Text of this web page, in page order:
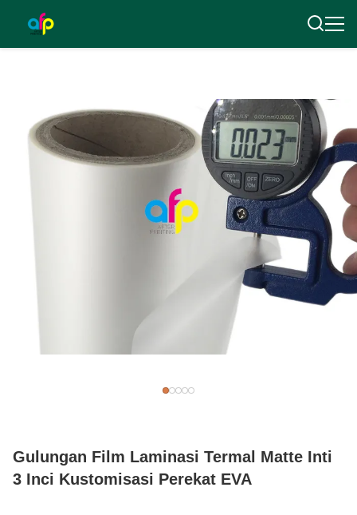
Gulungan Film Laminasi Termal Matte Inti
3 Inci Kustomisasi Perekat EVA